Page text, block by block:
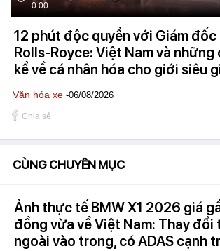
0:00
12 phút độc quyền với Giám
Rolls-Royce: Việt Nam và những
kể về cá nhân hóa cho giới siêu
Văn hóa xe -06/08/2026
Chia sẻ
CÙNG CHUYÊN MỤC
Ảnh thực tế BMW X1 2026 giá
đồng vừa về Việt Nam: Thay
ngoài vào trong, có ADAS cạnh